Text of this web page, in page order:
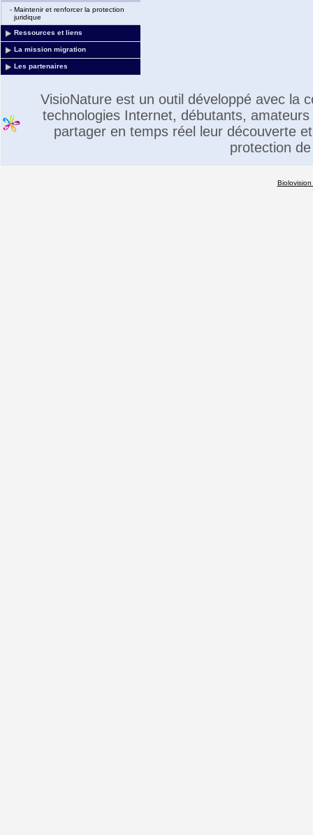
- Maintenir et renforcer la protection
juridique
Ressources et liens
La mission migration
Les partenaires
VisioNature est un outil développé avec la
technologies Internet, débutants,
partager en temps réel leur découverte
protection
Biolovision